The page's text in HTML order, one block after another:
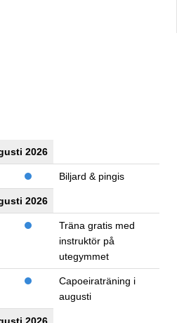
2026
Biljard & pingis
2026
Träna gratis med
instruktör på
utegymmet
Capoeiraträning i
augusti